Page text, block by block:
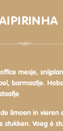
office mesje,
barmaatje.
limoen in vieren
stukken. Voeg 6